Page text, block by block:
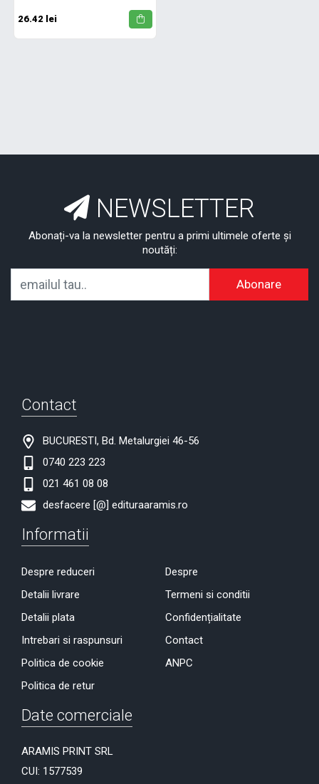
26.42 lei
NEWSLETTER
Abonați-va la newsletter pentru a primi ultimele oferte și
noutăți:
Abonare
Contact
BUCURESTI, Bd. Metalurgiei 46-56
0740 223 223
021 461 08 08
desfacere [@] edituraaramis.ro
Informatii
Despre reduceri
Detalii livrare
Detalii plata
Intrebari si raspunsuri
Politica de cookie
Politica de retur
Despre
Termeni si conditii
Confidențialitate
Contact
ANPC
Date comerciale
ARAMIS PRINT SRL
CUI: 1577539